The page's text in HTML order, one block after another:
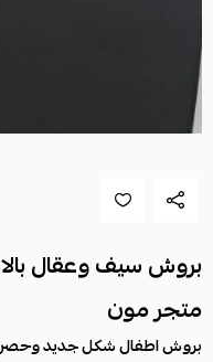
بروش سيف وعقال
متجر مون
بروش اطفال شكل جديد